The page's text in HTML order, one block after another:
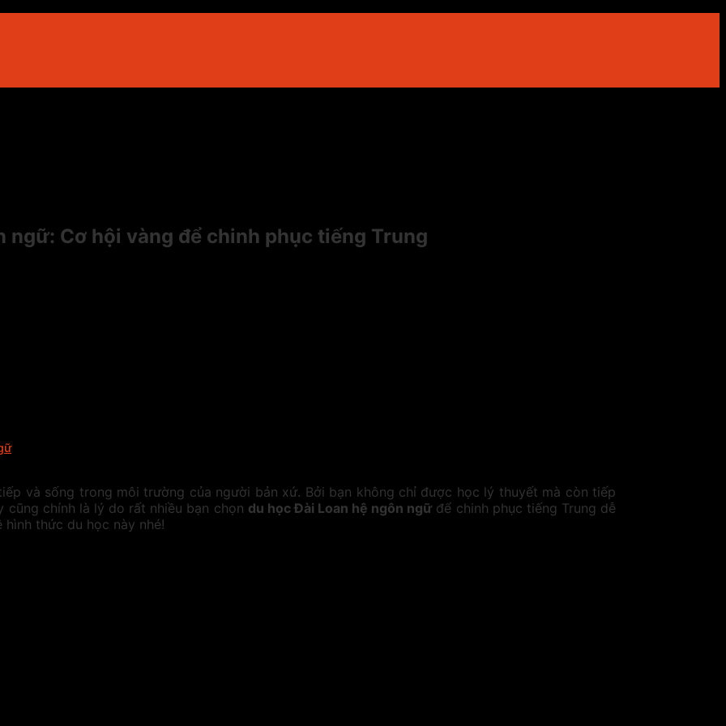
ngữ: Cơ hội vàng để chinh phục tiếng Trung
và sống trong môi trường của người bản xứ. Bởi bạn không chỉ được học lý thuyết mà còn tiếp
chính là lý do rất nhiều bạn chọn du học Đài Loan hệ ngôn ngữđể chinh phục tiếng Trung dễ
hình thức du học này nhé!